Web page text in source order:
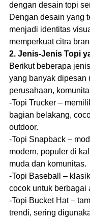
dengan desain topi
Dengan desain yang
menjadi identitas
memperkuat citra
2. Jenis-Jenis Topi
Berikut beberapa
yang banyak dipesan
perusahaan,
-Topi Trucker –
bagian belakang,
outdoor.
-Topi Snapback –
modern, populer di
muda dan komunitas.
-Topi Baseball –
cocok untuk berbagai
-Topi Bucket Hat –
trendi, sering